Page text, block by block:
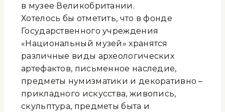
в музее Великобритании.
Хотелось бы отметить, что в фонде
Государственного учреждения
«Национальный музей» хранятся
различные виды археологических
артефактов, письменное наследие,
предметы нумизматики и декоративно –
прикладного искусства, живопись,
скульптура, предметы быта и